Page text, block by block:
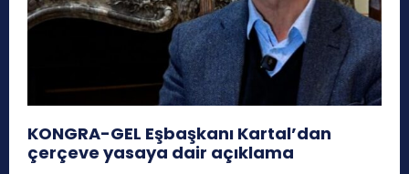
KONGRA-GEL Eşbaşkanı Kartal’dan
çerçeve yasaya dair açıklama